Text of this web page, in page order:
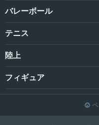
バレーボール
テニス
陸上
フィギュア
